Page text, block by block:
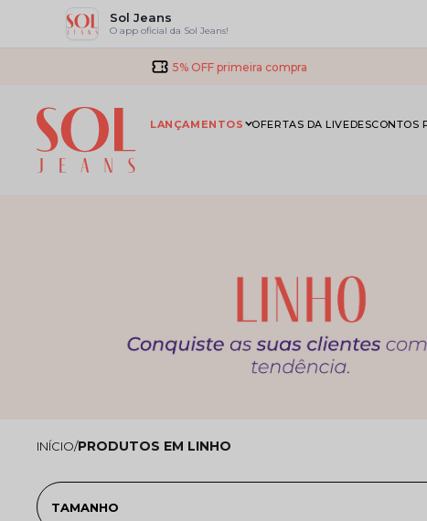
Sol Jeans
O app oficial da Sol Jeans!
5% OFF primeira compra
LANÇAMENTOS OFERTAS DA LIVEDESCONTOS
PRODUTOS EM LINHO
TAMANHO